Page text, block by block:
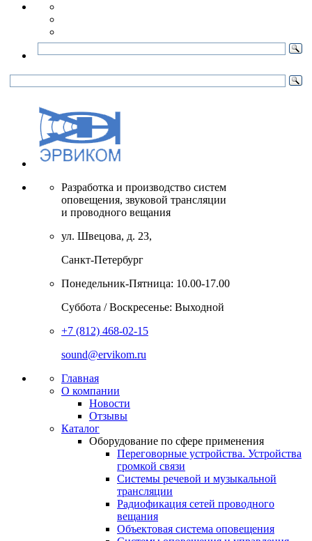
Разработка и производство систем
оповещения, звуковой трансляции
и проводного вещания
ул. Швецова, д. 23,
Санкт-Петербург
Понедельник-Пятница: 10.00-17.00
Суббота / Воскресенье: Выходной
+7 (812) 468-02-15
sound@ervikom.ru
Главная
О компании
Новости
Отзывы
Каталог
Оборудование по сфере применения
Переговорные устройства. Устройства
громкой связи
Системы речевой и музыкальной
трансляции
Радиофикация сетей проводного
вещания
Объектовая система оповещения